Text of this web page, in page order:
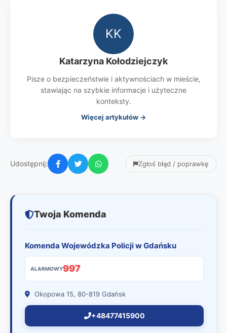
KK
Katarzyna Kołodziejczyk
Pisze o bezpieczeństwie i aktywnościach w mieście,
stawiając na szybkie informacje i użyteczne
konteksty.
Więcej artykułów →
Udostępnij: Zgłoś błąd / poprawkę
Twoja Komenda
Komenda Wojewódzka Policji w Gdańsku
ALARMOWY997
Okopowa 15, 80-819 Gdańsk
+48477415900